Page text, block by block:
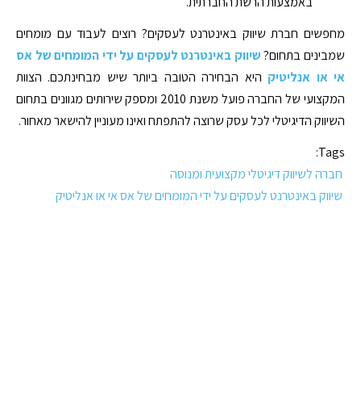
מחפשים חברת שיווק באינטרנט לעסקים? רוצים לעבוד עם מומחים
שמבינים בתחום?שיווק באינטרנט לעסקים על ידי המומחים של אס
אי או אנליטיק היא הבחירה הטובה ביותר שיש מבחינתכם. הצוות
המקצועי של החברה פועל משנת 2010 ומספק שירותים מגוונים בתחום
השיווק הדיגיטלי לכל עסק שרוצה להתפתח ואינו מעוניין להישאר מאחור.
Tags:
חברה לשיווק דיגיטלי מקצועית ומנוסה
שיווק באינטרנט לעסקים על ידי המומחים של אס אי או אנליטיק